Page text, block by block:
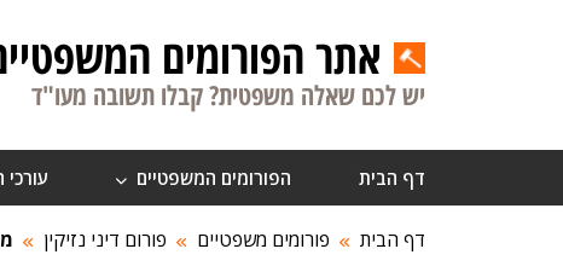
אתר הפורומים
יש לכם שאלה משפטית? קבלו תשובה מעו"ד
דף הבית הפורומים המשפטיים עורכי
דף הבית פורומים משפטיים פורום דיני נזיקין